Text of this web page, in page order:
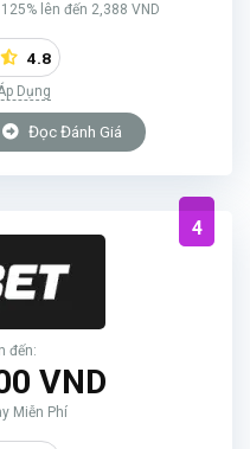
lên đến 2,388 VND
4.8
Dụng
Đọc Đánh Giá
4
đến:
VND
Miễn Phí